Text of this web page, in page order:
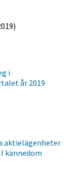
i
år 2019
aktielägenheter
kännedom